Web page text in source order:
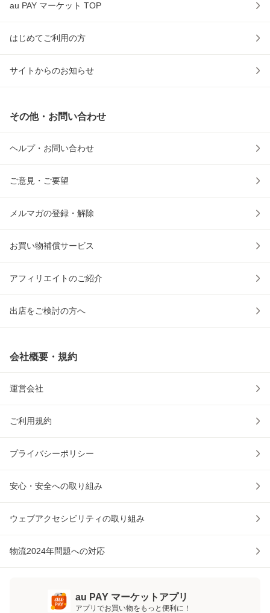
au PAY マーケット TOP
はじめてご利用の方
サイトからのお知らせ
その他・お問い合わせ
ヘルプ・お問い合わせ
ご意見・ご要望
メルマガの登録・解除
お買い物補償サービス
アフィリエイトのご紹介
出店をご検討の方へ
会社概要・規約
運営会社
ご利用規約
プライバシーポリシー
安心・安全への取り組み
ウェブアクセシビリティの取り組み
物流2024年問題への対応
au PAY マーケットアプリ
アプリでお買い物をもっと便利に！